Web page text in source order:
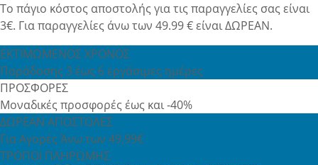
Το πάγιο κόστος αποστολής για τις παραγγελίες σας είναι
3€. Για παραγγελίες άνω των 49.99 € είναι ΔΩΡΕΑΝ.
ΕΚΤΙΜΩΜΕΝΟΣ ΧΡΟΝΟΣ
Παράδοσης 3 έως 6 εργάσιμες ημέρες
ΠΡΟΣΦΟΡΕΣ
Μοναδικές προσφορές έως και -40%
ΔΩΡΕΑΝ ΑΠΟΣΤΟΛΕΣ
Για Αγορές Άνω των 49,99€
ΤΡΟΠΟΙ ΠΛΗΡΩΜΗΣ